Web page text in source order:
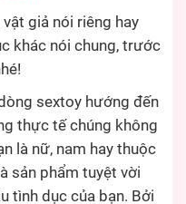
giả nói riêng hay
khác nói chung, trước
sextoy hướng đến
thực tế chúng không
là nữ, nam hay thuộc
sản phẩm tuyệt vời
tình dục của bạn. Bởi